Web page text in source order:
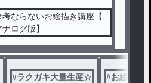
考ならないお絵描き講座【
ナログ版】
#ラクガキ大量生産☆ #お絵描き